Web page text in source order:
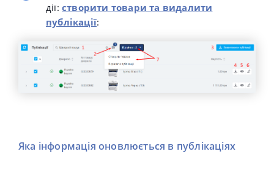
дії: створити товари та видалити
публікації:
Яка інформація оновлюється в публікаціях